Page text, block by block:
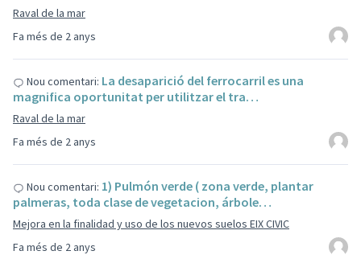
Fa més de 2 anys
Raval de la mar
Fa més de 2 anys
Nou comentari: La desaparició del ferrocarril es una
magnifica oportunitat per utilitzar el tra…
Raval de la mar
Fa més de 2 anys
Nou comentari: 1) Pulmón verde ( zona verde, plantar
palmeras, toda clase de vegetacion, árbole…
Mejora en la finalidad y uso de los nuevos suelos EIX CIVIC